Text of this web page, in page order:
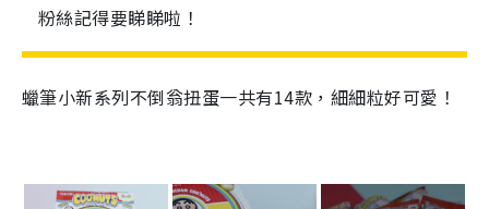
粉絲記得要睇睇啦！
蠟筆小新系列不倒翁扭蛋一共有14款，細細粒好可愛！